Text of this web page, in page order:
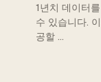
1년치 데이터
수 있습니다.
공할 …